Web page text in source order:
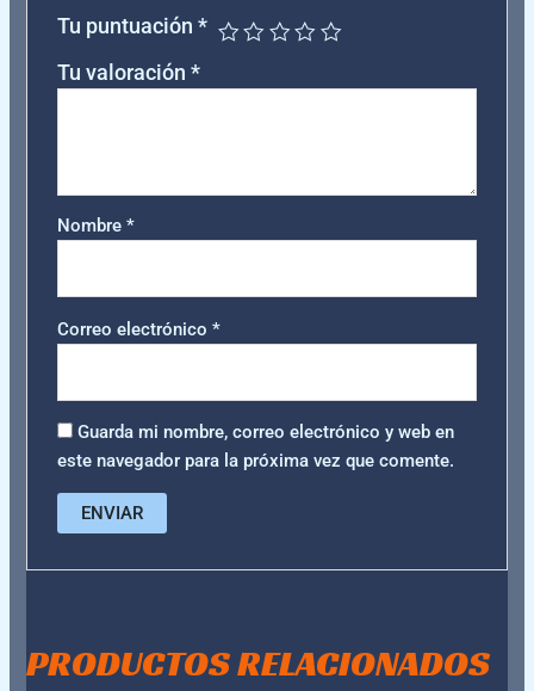
Tu puntuación *
Tu valoración *
Nombre *
Correo electrónico *
Guarda mi nombre, correo electrónico y web en
este navegador para la próxima vez que comente.
PRODUCTOS RELACIONADOS